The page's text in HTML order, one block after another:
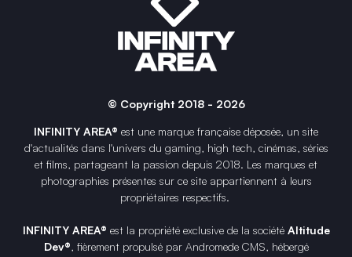
© Copyright 2018 - 2026
INFINITY AREA® est une marque française déposée, un site
d'actualités dans l'univers du gaming, high tech, cinémas, séries
et films, partageant la passion depuis 2018. Les marques et
photographies présentes sur ce site appartiennent à leurs
propriétaires respectifs.
INFINITY AREA® est la propriété exclusive de la société Altitude
Dev®, fièrement propulsé par Andromede CMS, hébergé